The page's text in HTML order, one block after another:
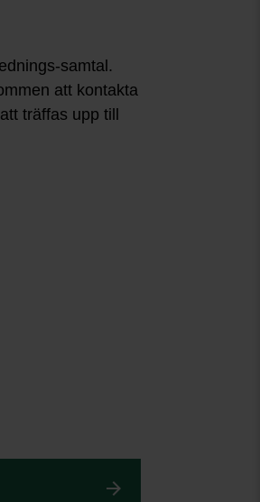
samtal.
att kontakta
träffas upp till